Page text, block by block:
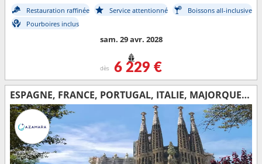
Restauration raffinée Service attentionné
Boissons all-inclusive
Pourboires inclus
sam. 29 avr. 2028
dès 6 229 €
ESPAGNE, FRANCE, PORTUGAL, ITALIE, MAJORQUE, MONACO, GIBRALTAR, ROYAUME-UNI